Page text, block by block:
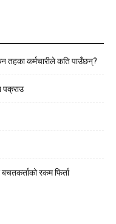
तहका कर्मचारीले कति पाउँछन्?
पक्राउ
रकम फिर्ता